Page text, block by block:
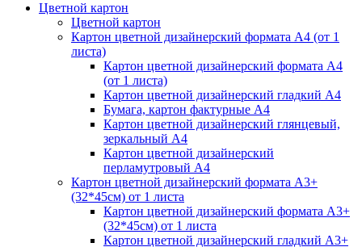
Цветной картон
Цветной картон
Картон цветной дизайнерский формата А4 (от 1
листа)
Картон цветной дизайнерский формата А4
(от 1 листа)
Картон цветной дизайнерский гладкий А4
Бумага, картон фактурные А4
Картон цветной дизайнерский глянцевый,
зеркальный А4
Картон цветной дизайнерский
перламутровый А4
Картон цветной дизайнерский формата А3+
(32*45см) от 1 листа
Картон цветной дизайнерский формата А3+
(32*45см) от 1 листа
Картон цветной дизайнерский гладкий А3+